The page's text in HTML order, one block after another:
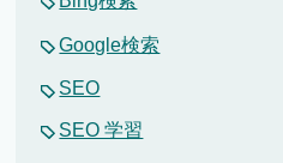
Google検索
SEO
SEO 学習